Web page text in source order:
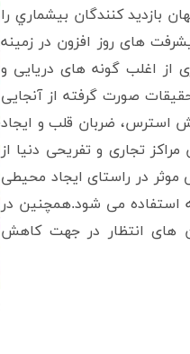
بازديد کنندگان بيشماري را
های روز افزون در زمینه
از اغلب گونه های دریایی و
صورت گرفته از آنجایی
استرس، ضربان قلب و ایجاد
تجاری و تفریحی دنیا از
موثر در راستای ایجاد محیطی
استفاده می شود.همچنین در
های انتظار در جهت کاهش